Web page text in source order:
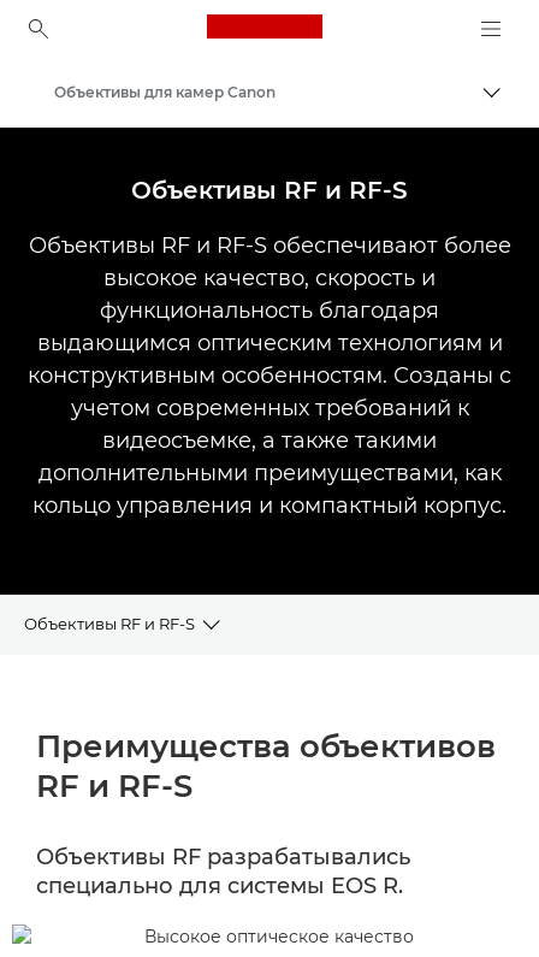
Canon Logo, back to
Объективы для камер Canon
Объективы RF и RF-S
Объективы RF и RF-S обеспечивают более
высокое качество, скорость и
функциональность благодаря
выдающимся оптическим технологиям и
конструктивным особенностям. Созданы с
учетом современных требований к
видеосъемке, а также такими
дополнительными преимуществами, как
кольцо управления и компактный корпус.
Объективы RF и RF-S
ИНСТРУМЕНТ ВЫБОРА ОБЪЕКТИВА
ЛИНЕЙКА ОБЪЕКТИВОВ RF и RF-S
СОВМЕСТИМОСТЬ ОБЪЕКТИВОВ
ЭКСТЕНДЕРЫ
Преимущества объективов
RF и RF-S
Объективы RF разрабатывались
специально для системы EOS R.